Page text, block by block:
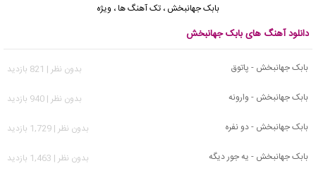
بابک جهانبخش ، تک آهنگ ها، ویژه
دانلود آهنگ های بابک جهانبخش
بابک جهانبخش - پاتوق
بدون نظر | 821 بازدید
بابک جهانبخش - وارونه
بدون نظر | 940 بازدید
بابک جهانبخش - دو نفره
بدون نظر | 1,729 بازدید
بابک جهانبخش - یه جور دیگه
بدون نظر | 1,463 بازدید